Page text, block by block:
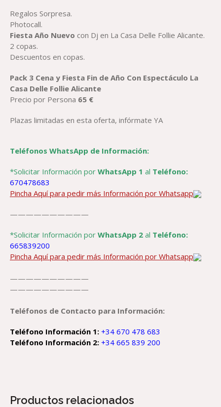
Regalos Sorpresa.
Photocall.
Fiesta Año Nuevo con Dj en La Casa Delle Follie Alicante.
2 copas.
Descuentos en copas.
Pack 3 Cena y Fiesta Fin de Año Con Espectáculo La
Casa Delle Follie Alicante
Precio por Persona 65 €
Plazas limitadas en esta oferta, infórmate YA
Teléfonos WhatsApp de Información:
*Solicitar Información por WhatsApp 1 al Teléfono:
670478683
Pincha Aquí para pedir más Información por Whatsapp
——————————
*Solicitar Información por WhatsApp 2al Teléfono:
665839200
Pincha Aquí para pedir más Información por Whatsapp
——————————
——————————
Teléfonos de Contacto para Información:
Teléfono Información 1: +34 670 478 683
Teléfono Información 2: +34 665 839 200
Productos relacionados